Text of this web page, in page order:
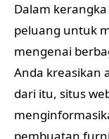
Dalam
peluang untuk
mengenai
Anda kreasikan
dari itu, situs